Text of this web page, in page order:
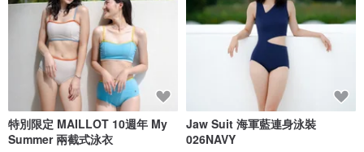
特別限定 MAILLOT 10週年 My
Summer 兩截式泳衣
Jaw Suit 海軍藍連身泳裝
026NAVY